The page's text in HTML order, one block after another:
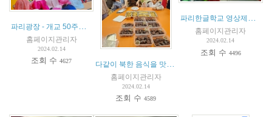
홈페이지관리자
2024.02.14
조회 수4627
홈페이지관리자
2024.02.14
조회 수4589
파리한글학교 영상제작 현장
홈페이지관리자
2024.02.14
조회 수 4496